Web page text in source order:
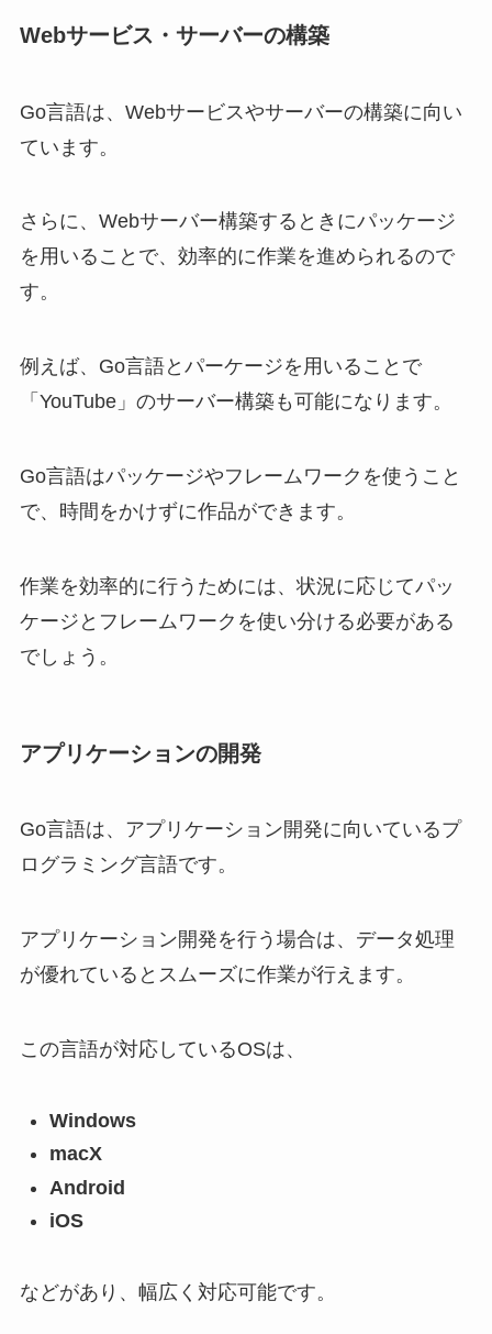
Webサービス・サーバーの構築
Go言語は、Webサービスやサーバーの構築に向い
ています。
さらに、Webサーバー構築するときにパッケージ
を用いることで、効率的に作業を進められるので
す。
例えば、Go言語とパーケージを用いることで
「YouTube」のサーバー構築も可能になります。
Go言語はパッケージやフレームワークを使うこと
で、時間をかけずに作品ができます。
作業を効率的に行うためには、状況に応じてパッ
ケージとフレームワークを使い分ける必要がある
でしょう。
アプリケーションの開発
Go言語は、アプリケーション開発に向いているプ
ログラミング言語です。
アプリケーション開発を行う場合は、データ処理
が優れているとスムーズに作業が行えます。
この言語が対応しているOSは、
Windows
macX
Android
iOS
などがあり、幅広く対応可能です。